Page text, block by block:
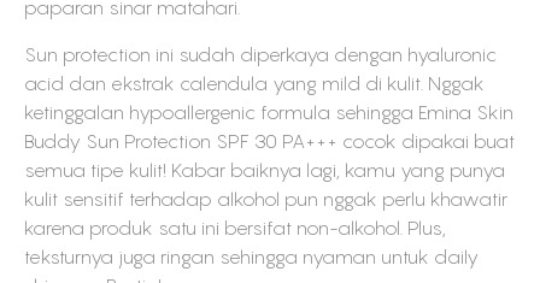
paparan sinar matahari.
Sun protection ini sudah diperkaya dengan hyaluronic
acid dan ekstrak calendula yang mild di kulit. Nggak
ketinggalan hypoallergenic formula sehingga Emina Skin
Buddy Sun Protection SPF 30 PA+++ cocok dipakai buat
semua tipe kulit! Kabar baiknya lagi, kamu yang punya
kulit sensitif terhadap alkohol pun nggak perlu khawatir
karena produk satu ini bersifat non-alkohol. Plus,
teksturnya juga ringan sehingga nyaman untuk daily